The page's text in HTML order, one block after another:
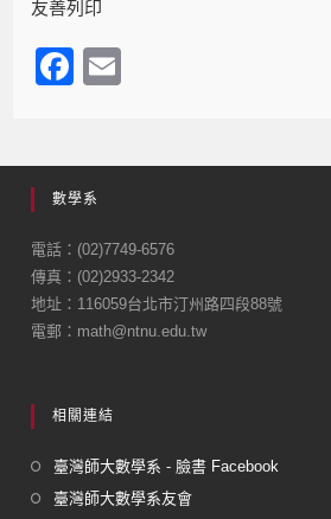
友善列印
F
e
b
o
o
k
數學系
電話：(02)7749-6576
傳真：(02)2933-2342
地址：116059台北市汀州路四段88號
電郵：math@ntnu.edu.tw
相關連結
臺灣師大數學系 - 臉書 Facebook
臺灣師大數學系友會